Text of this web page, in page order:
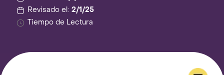
Revisado el: 2/1/25
Tiempo de Lectura